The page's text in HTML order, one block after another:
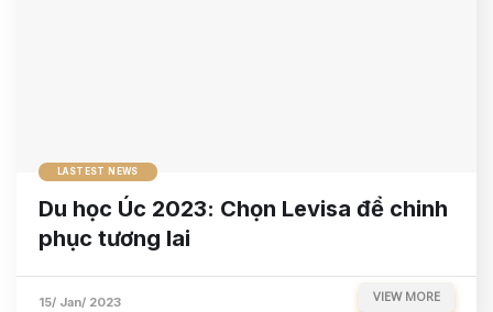
LASTEST NEWS
Du học Úc 2023: Chọn Levisa để chinh
phục tương lai
15/ Jan/ 2023 VIEW MORE